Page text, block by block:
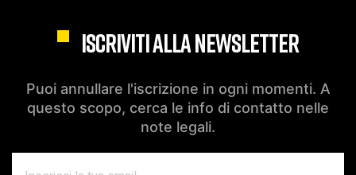
ISCRIVITI ALLA NEWSLETTER
Puoi annullare l'iscrizione in ogni momenti. A
questo scopo, cerca le info di contatto nelle
note legali.